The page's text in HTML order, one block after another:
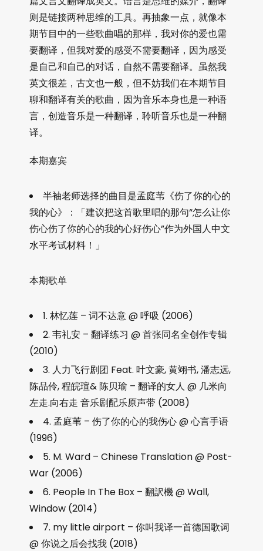
则是链接两种思维的工具。再抽象一点，就像本
期节目中的一些歌曲唱的那样，我对你的爱也需
要翻译，但我对爱的感受不需要翻译，因为感受
是自己和自己的对话，自然不需要翻译。虽然我
英文很差，古文也一般，但不妨我们在本期节目
聊和翻译有关的歌曲，因为音乐本身也是一种语
言，创造音乐是一种翻译，聆听音乐也是一种翻
译。
本期嘉宾
半袖老师选择的曲目是孟庭苇《伤了你的心的
我的心》：「建议把这首歌里唱的那句“怎么让你
伤心伤了你的心的我的心好伤心”作为外国人中文
水平考试材料！」
本期歌单
1. 林忆莲 – 词不达意 @ 呼吸 (2006)
2. 韦礼安 – 翻译练习 @ 首张同名全创作专辑
(2010)
3. 人力飞行剧团 Feat. 叶文豪, 黄翊书, 潘志远,
陈品伶, 程皖瑄& 陈贝瑜 – 翻译的女人 @ 几米向
左走.向右走 音乐剧配乐原声带 (2008)
4. 孟庭苇 – 伤了你的心的我伤心 @ 心言手语
(1996)
5. M. Ward – Chinese Translation @ Post-
War (2006)
6. People In The Box – 翻訳機 @ Wall,
Window (2014)
7. my little airport – 你叫我译一首德国歌词
@ 你说之后会找我 (2018)